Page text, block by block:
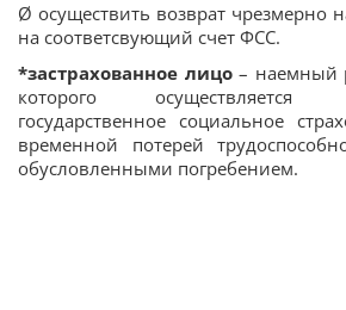
Ø осуществить возврат чрезмерно
на соответсвующий счет ФСС.
*застрахованное лицо– наемный
которого осуществляется
государственное социальное
временной потерей
обусловленными погребением.